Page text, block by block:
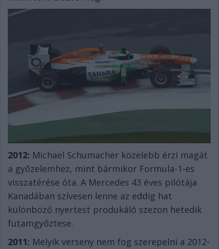
2012: Michael Schumacher közelebb érzi magát
a győzelemhez, mint bármikor Formula-1-es
visszatérése óta. A Mercedes 43 éves pilótája
Kanadában szívesen lenne az eddig hat
különböző nyertest produkáló szezon hetedik
futamgyőztese.
2011: Melyik verseny nem fog szerepelni a 2012-